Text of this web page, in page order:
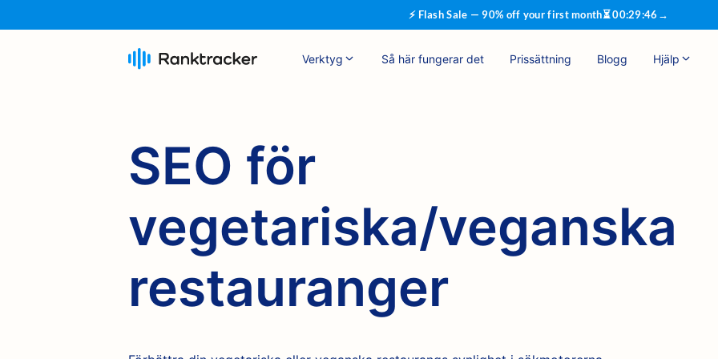
⚡ Flash Sale — 90% off your first month⏳00:29:46 →
Verktyg Så här fungerar det Prissättning Blogg Hjälp
SEO för
vegetariska/veganska
restauranger